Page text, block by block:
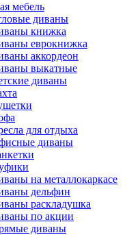
мебель
диваны
книжка
еврокнижка
аккордеон
выкатные
диваны
для отдыха
диваны
на металлокаркасе
дельфин
раскладушка
по акции
диваны